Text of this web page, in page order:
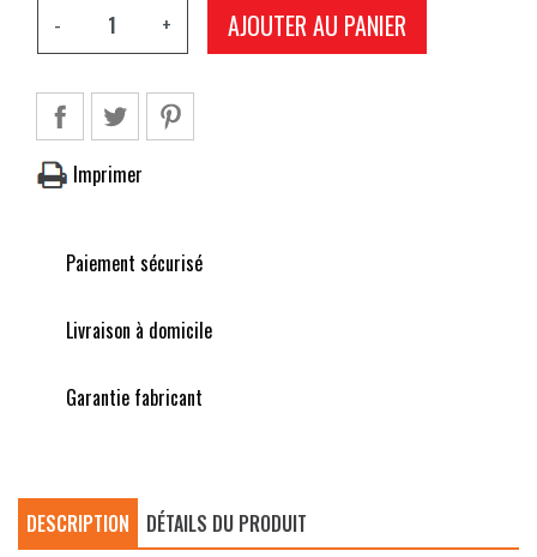
-
+ AJOUTER AU PANIER
Imprimer
Paiement sécurisé
Livraison à domicile
Garantie fabricant
DESCRIPTION DÉTAILS DU PRODUIT